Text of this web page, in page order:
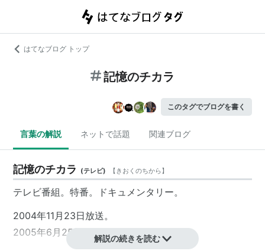
はてなブログ トップ
記憶のチカラ
このタグでブログを書く
言葉の解説 ネットで話題 関連ブログ
記憶のチカラ (テレビ) 【きおくのちから】
テレビ番組。特番。ドキュメンタリー。
2004年11月23日放送。
2005年6月25日放送。
解説の続きを読む